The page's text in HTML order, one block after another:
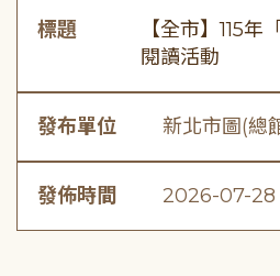
標題
【全市】115
閱讀活動
發布單位 新北市圖(總
發佈時間 2026-07-28